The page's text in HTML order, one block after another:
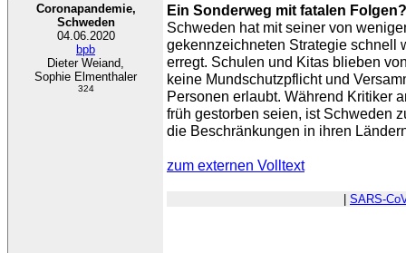
Coronapandemie,
Schweden
04.06.2020
bpb
Dieter Weiand,
Sophie Elmenthaler
324
Ein Sonderweg mit fatalen Folgen?
Schweden hat mit seiner von
gekennzeichneten Strategie schnell
erregt. Schulen und Kitas blieben
keine Mundschutzpflicht und
Personen erlaubt. Während Kritiker
früh gestorben seien, ist Schweden
die Beschränkungen in ihren
zum externen Volltext
SARS-